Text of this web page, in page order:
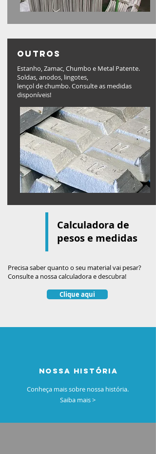
outros
Estanho, Zamac, Chumbo e Metal Patente.
Soldas, anodos, lingotes,
lençol de chumbo. Consulte as medidas
disponíveis!
Calculadora de
pesos e medidas
Precisa saber quanto o seu material vai pesar?
Consulte a nossa calculadora e descubra!
Clique aqui
nossa história
Conheça mais sobre nossa história.
Saiba mais >